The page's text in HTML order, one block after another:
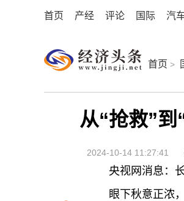
首页 产经 评论 国际 汽
首页 >
从“抢救”到
2024-10-14 11:27:41
央视网消息：
眼下秋意正浓